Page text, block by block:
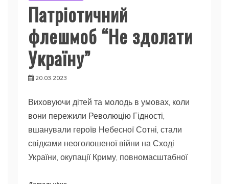
Патріотичний
флешмоб “Не здолати
Україну”
20.03.2023
Виховуючи дітей та молодь в умовах, коли
вони пережили Революцію Гідності,
вшанували героїв Небесної Сотні, стали
свідками неоголошеної війни на Сході
України, окупації Криму, повномасштабної